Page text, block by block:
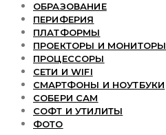
ОБРАЗОВАНИЕ
ПЕРИФЕРИЯ
ПЛАТФОРМЫ
ПРОЕКТОРЫ И МОНИТОРЫ
ПРОЦЕССОРЫ
СЕТИ И WIFI
СМАРТФОНЫ И НОУТБУКИ
СОБЕРИ САМ
СОФТ И УТИЛИТЫ
ФОТО